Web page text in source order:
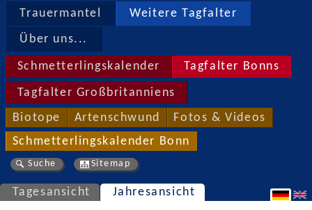
Trauermantel Weitere Tagfalter
Über uns...
Schmetterlingskalender Tagfalter Bonns
Tagfalter Großbritanniens
Biotope Artenschwund Fotos & Videos
Schmetterlingskalender Bonn
Suche Sitemap
Tagesansicht Jahresansicht